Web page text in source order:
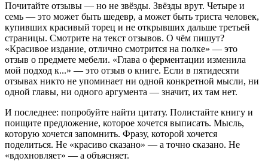
Почитайте отзывы — но не звёзды. Звёзды врут. Четыре и
семь — это может быть шедевр, а может быть триста человек,
купивших красивый торец и не открывших дальше третьей
страницы. Смотрите на текст отзывов. О чём пишут?
«Красивое издание, отлично смотрится на полке» — это
отзыв о предмете мебели. «Глава о ферментации изменила
мой подход к...» — это отзыв о книге. Если в пятидесяти
отзывах никто не упоминает ни одной конкретной мысли, ни
одной главы, ни одного аргумента — значит, их там нет.
И последнее: попробуйте найти цитату. Полистайте книгу и
поищите предложение, которое хочется выписать. Мысль,
которую хочется запомнить. Фразу, которой хочется
поделиться. Не «красиво сказано» — а точно сказано. Не
«вдохновляет» — а объясняет.